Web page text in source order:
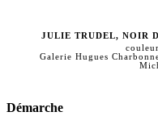
Julie Trudel, Noir
Galerie Hugues
Démarche